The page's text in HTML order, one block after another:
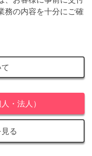
務の内容を十分にご確
・法人）
る